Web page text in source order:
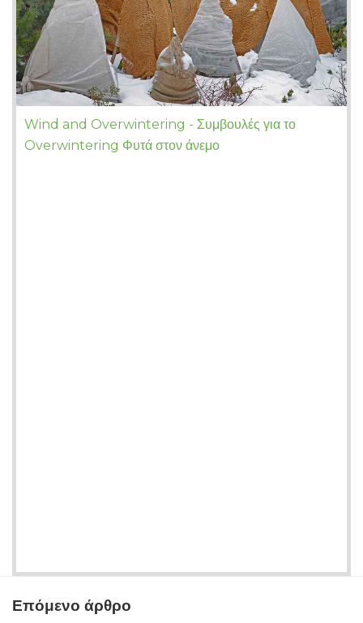
Wind and Overwintering - Συμβουλές για το
Overwintering Φυτά στον άνεμο
Επόμενο άρθρο